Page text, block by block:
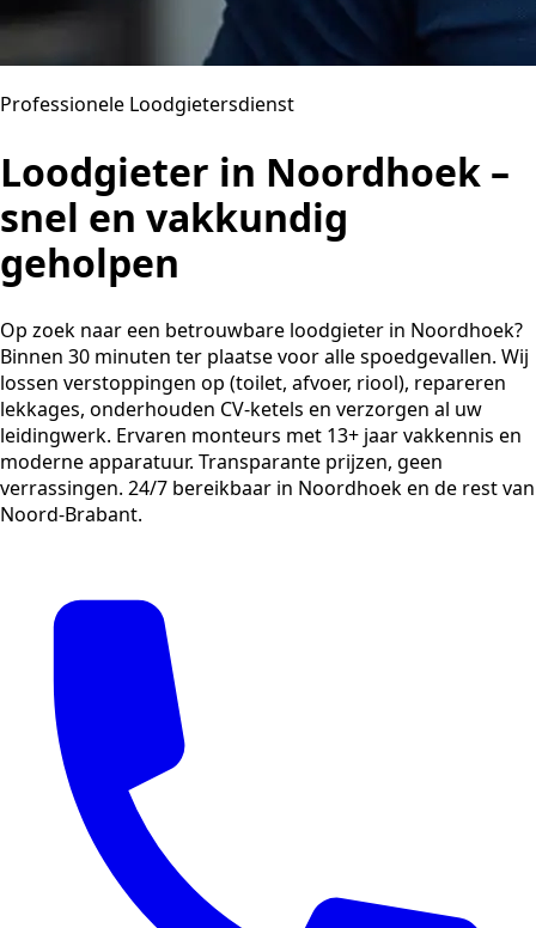
Professionele Loodgietersdienst
Loodgieter in Noordhoek –
snel en vakkundig
geholpen
Op zoek naar een betrouwbare loodgieter in Noordhoek?
Binnen 30 minuten ter plaatse voor alle spoedgevallen. Wij
lossen verstoppingen op (toilet, afvoer, riool), repareren
lekkages, onderhouden CV-ketels en verzorgen al uw
leidingwerk. Ervaren monteurs met 13+ jaar vakkennis en
moderne apparatuur. Transparante prijzen, geen
verrassingen. 24/7 bereikbaar in Noordhoek en de rest van
Noord-Brabant.